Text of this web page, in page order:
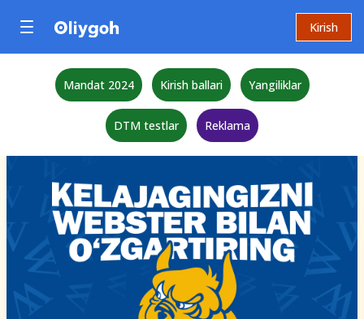
Kirish
Mandat 2024 Kirish ballari Yangiliklar
DTM testlar Reklama